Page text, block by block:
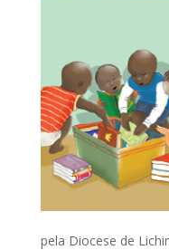
pela Diocese de